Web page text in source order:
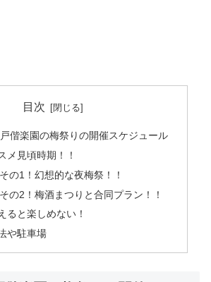
目次
偕楽園の梅祭りの開催スケジュール
メ見頃時期！！
の1！幻想的な夜梅祭！！
の2！梅酒まつりと合同プラン！！
ると楽しめない！
や駐車場